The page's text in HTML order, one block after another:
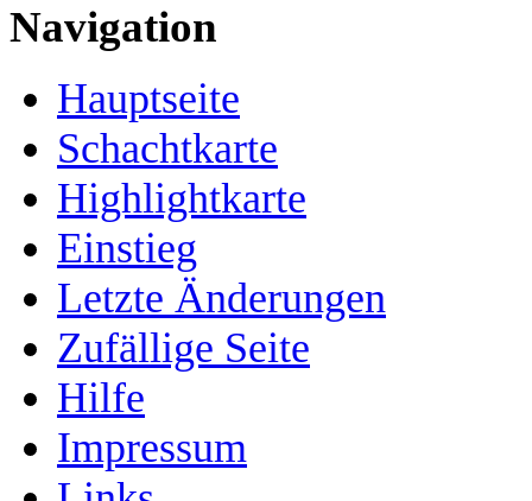
Navigation
Hauptseite
Schachtkarte
Highlightkarte
Einstieg
Letzte Änderungen
Zufällige Seite
Hilfe
Impressum